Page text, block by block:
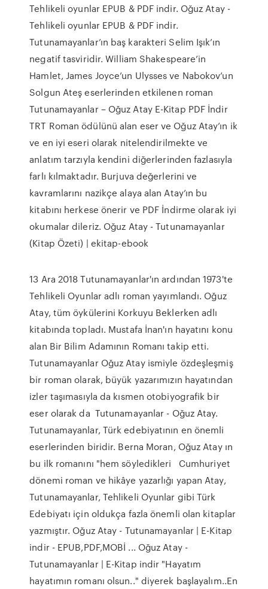
Tehlikeli oyunlar EPUB & PDF indir. Oğuz Atay -
Tehlikeli oyunlar EPUB & PDF indir.
Tutunamayanlar’ın baş karakteri Selim Işık’ın
negatif tasviridir. William Shakespeare’in
Hamlet, James Joyce’un Ulysses ve Nabokov’un
Solgun Ateş eserlerinden etkilenen roman
Tutunamayanlar – Oğuz Atay E-Kitap PDF İndir
TRT Roman ödülünü alan eser ve Oğuz Atay’ın ik
ve en iyi eseri olarak nitelendirilmekte ve
anlatım tarzıyla kendini diğerlerinden fazlasıyla
farlı kılmaktadır. Burjuva değerlerini ve
kavramlarını nazikçe alaya alan Atay’ın bu
kitabını herkese önerir ve PDF İndirme olarak iyi
okumalar dileriz. Oğuz Atay - Tutunamayanlar
(Kitap Özeti) | ekitap-ebook
13 Ara 2018 Tutunamayanlar'ın ardından 1973'te
Tehlikeli Oyunlar adlı roman yayımlandı. Oğuz
Atay, tüm öykülerini Korkuyu Beklerken adlı
kitabında topladı. Mustafa İnan'ın hayatını konu
alan Bir Bilim Adamının Romanı takip etti.
Tutunamayanlar Oğuz Atay ismiyle özdeşleşmiş
bir roman olarak, büyük yazarımızın hayatından
izler taşımasıyla da kısmen otobiyografik bir
eser olarak da Tutunamayanlar - Oğuz Atay.
Tutunamayanlar, Türk edebiyatının en önemli
eserlerinden biridir. Berna Moran, Oğuz Atay ın
bu ilk romanını "hem söyledikleri Cumhuriyet
dönemi roman ve hikâye yazarlığı yapan Atay,
Tutunamayanlar, Tehlikeli Oyunlar gibi Türk
Edebiyatı için oldukça fazla önemli olan kitaplar
yazmıştır. Oğuz Atay - Tutunamayanlar | E-Kitap
indir - EPUB,PDF,MOBİ ... Oğuz Atay -
Tutunamayanlar | E-Kitap indir "Hayatım
hayatımın romanı olsun.." diyerek başlayalım..En